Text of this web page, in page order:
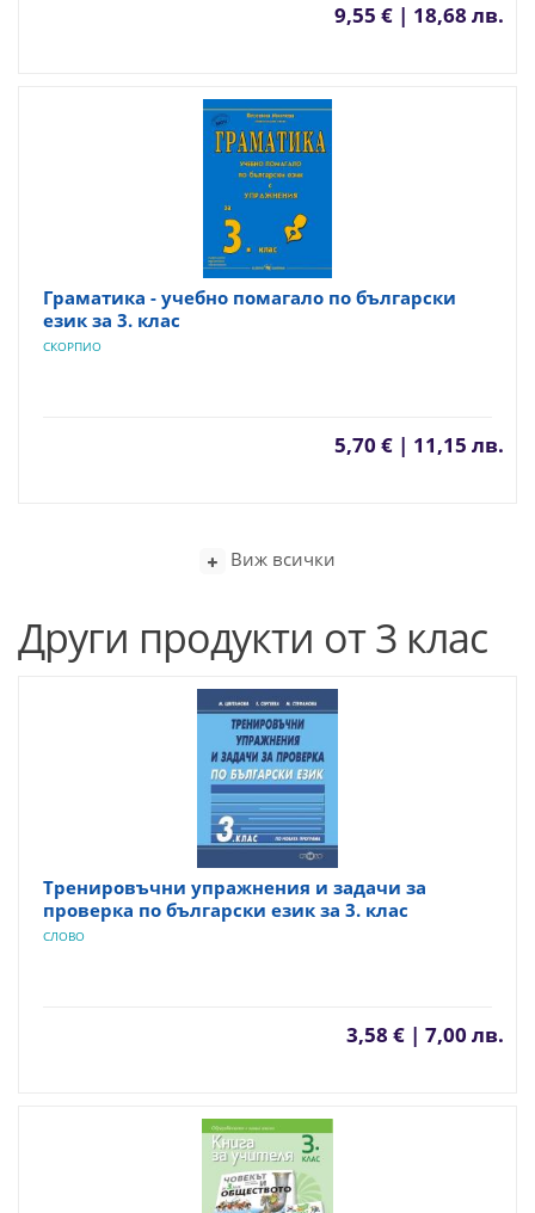
9,55 € | 18,68 лв.
Граматика - учебно помагало по български
език за 3. клас
СКОРПИО
5,70 € | 11,15 лв.
Виж всички
Други продукти от 3 клас
Тренировъчни упражнения и задачи за
проверка по български език за 3. клас
СЛОВО
3,58 € | 7,00 лв.